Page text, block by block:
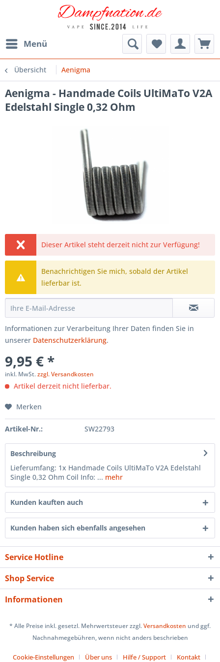
Menü
Übersicht Aenigma
Aenigma - Handmade Coils UltiMaTo V2A
Edelstahl Single 0,32 Ohm
Dieser Artikel steht derzeit nicht zur Verfügung!
Benachrichtigen Sie mich, sobald der Artikel
lieferbar ist.
Informationen zur Verarbeitung Ihrer Daten finden Sie in
unserer Datenschutzerklärung.
9,95 € *
inkl. MwSt.zzgl. Versandkosten
Artikel derzeit nicht lieferbar.
Merken
Artikel-Nr.: SW22793
Beschreibung
Lieferumfang: 1x Handmade Coils UltiMaTo V2A Edelstahl
Single 0,32 Ohm Coil Info: ... mehr
Kunden kauften auch
Kunden haben sich ebenfalls angesehen
Service Hotline
Shop Service
Informationen
* Alle Preise inkl. gesetzl. Mehrwertsteuer zzgl.Versandkosten und ggf.
Nachnahmegebühren, wenn nicht anders beschrieben
Cookie-Einstellungen Über uns Hilfe / Support Kontakt